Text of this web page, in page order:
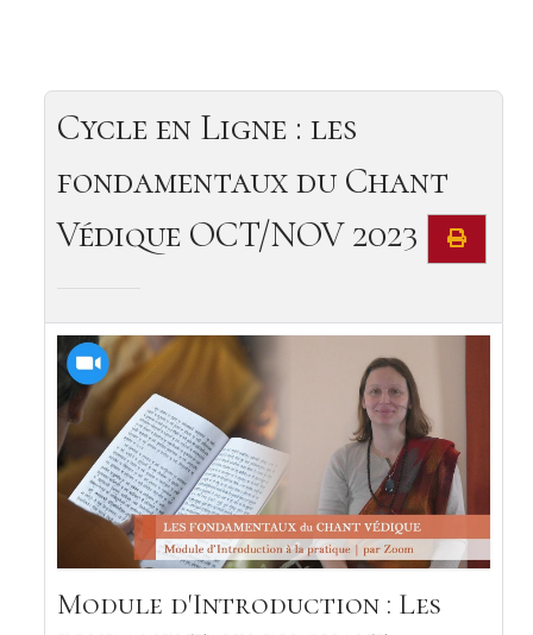
Cycle en Ligne : les
fondamentaux du Chant
Védique OCT/NOV 2023
Module d'Introduction : Les